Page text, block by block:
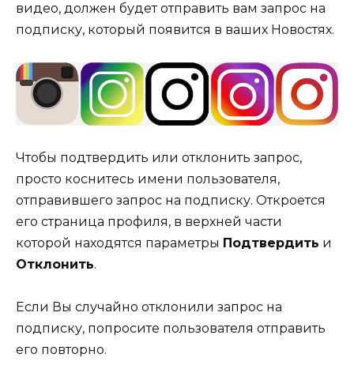
видео, должен будет отправить вам запрос на
подписку, который появится в ваших Новостях.
Чтобы подтвердить или отклонить запрос,
просто коснитесь имени пользователя,
отправившего запрос на подписку. Откроется
его страница профиля, в верхней части
которой находятся параметры Подтвердить и
Отклонить.
Если Вы случайно отклонили запрос на
подписку, попросите пользователя отправить
его повторно.